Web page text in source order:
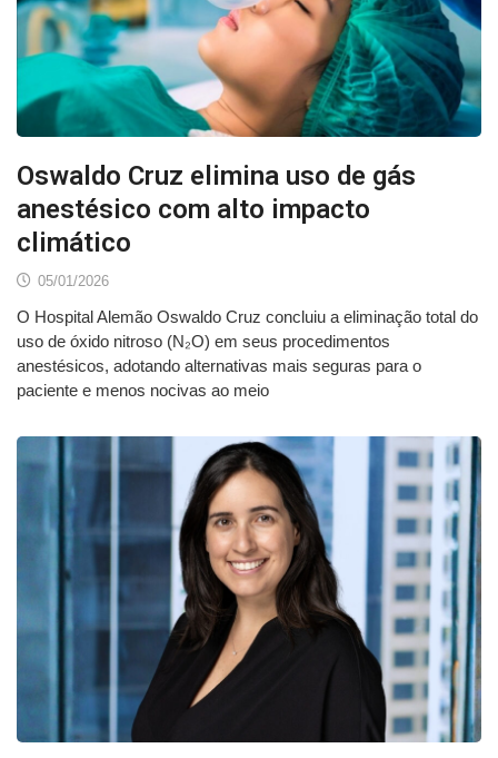
Oswaldo Cruz elimina uso de gás
anestésico com alto impacto
climático
05/01/2026
O Hospital Alemão Oswaldo Cruz concluiu a eliminação total do
uso de óxido nitroso (N₂O) em seus procedimentos
anestésicos, adotando alternativas mais seguras para o
paciente e menos nocivas ao meio